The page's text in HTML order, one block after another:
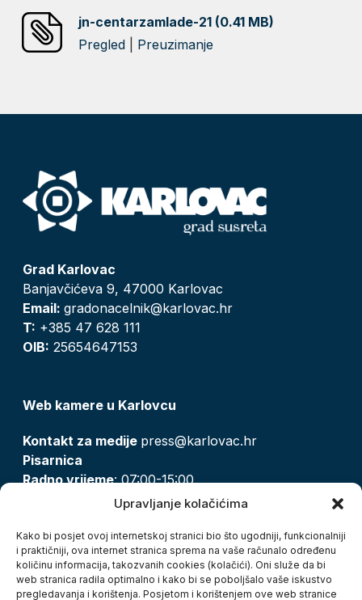
Upravljanje kolačićima
Kako bi posjet ovoj internetskoj stranici bio što ugodniji, funkcionalniji
i praktičniji, ova internet stranica sprema na vaše računalo određenu
količinu informacija, takozvanih cookies (kolačići). Oni služe da bi
web stranica radila optimalno i kako bi se poboljšalo vaše iskustvo
pregledavanja i korištenja. Posjetom i korištenjem ove web stranice
jn-centarzamlade-21 (0.41 MB)
Pregled
Preuzimanje
Grad Karlovac
Banjavčićeva 9, 47000 Karlovac
Email: gradonacelnik@karlovac.hr
T: +385 47 628 111
OIB: 25654647153
Web kamere u Karlovcu
Kontakt za medije press@karlovac.hr
Pisarnica
Radno vrijeme: 07:00-15:00
pisarnica@karlovac.hr
Zaštita osobnih podataka